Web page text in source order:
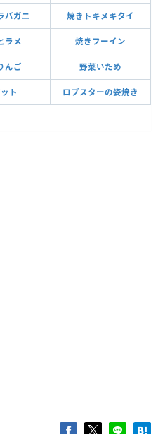
バガニ 焼きトキメキタイ
ラメ 焼きフーイン
んご 野菜いため
ト ロブスターの姿焼き